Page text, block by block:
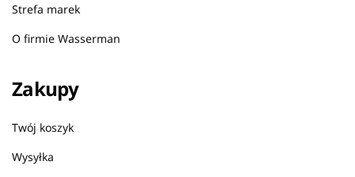
Strefa marek
O firmie Wasserman
Zakupy
Twój koszyk
Wysyłka